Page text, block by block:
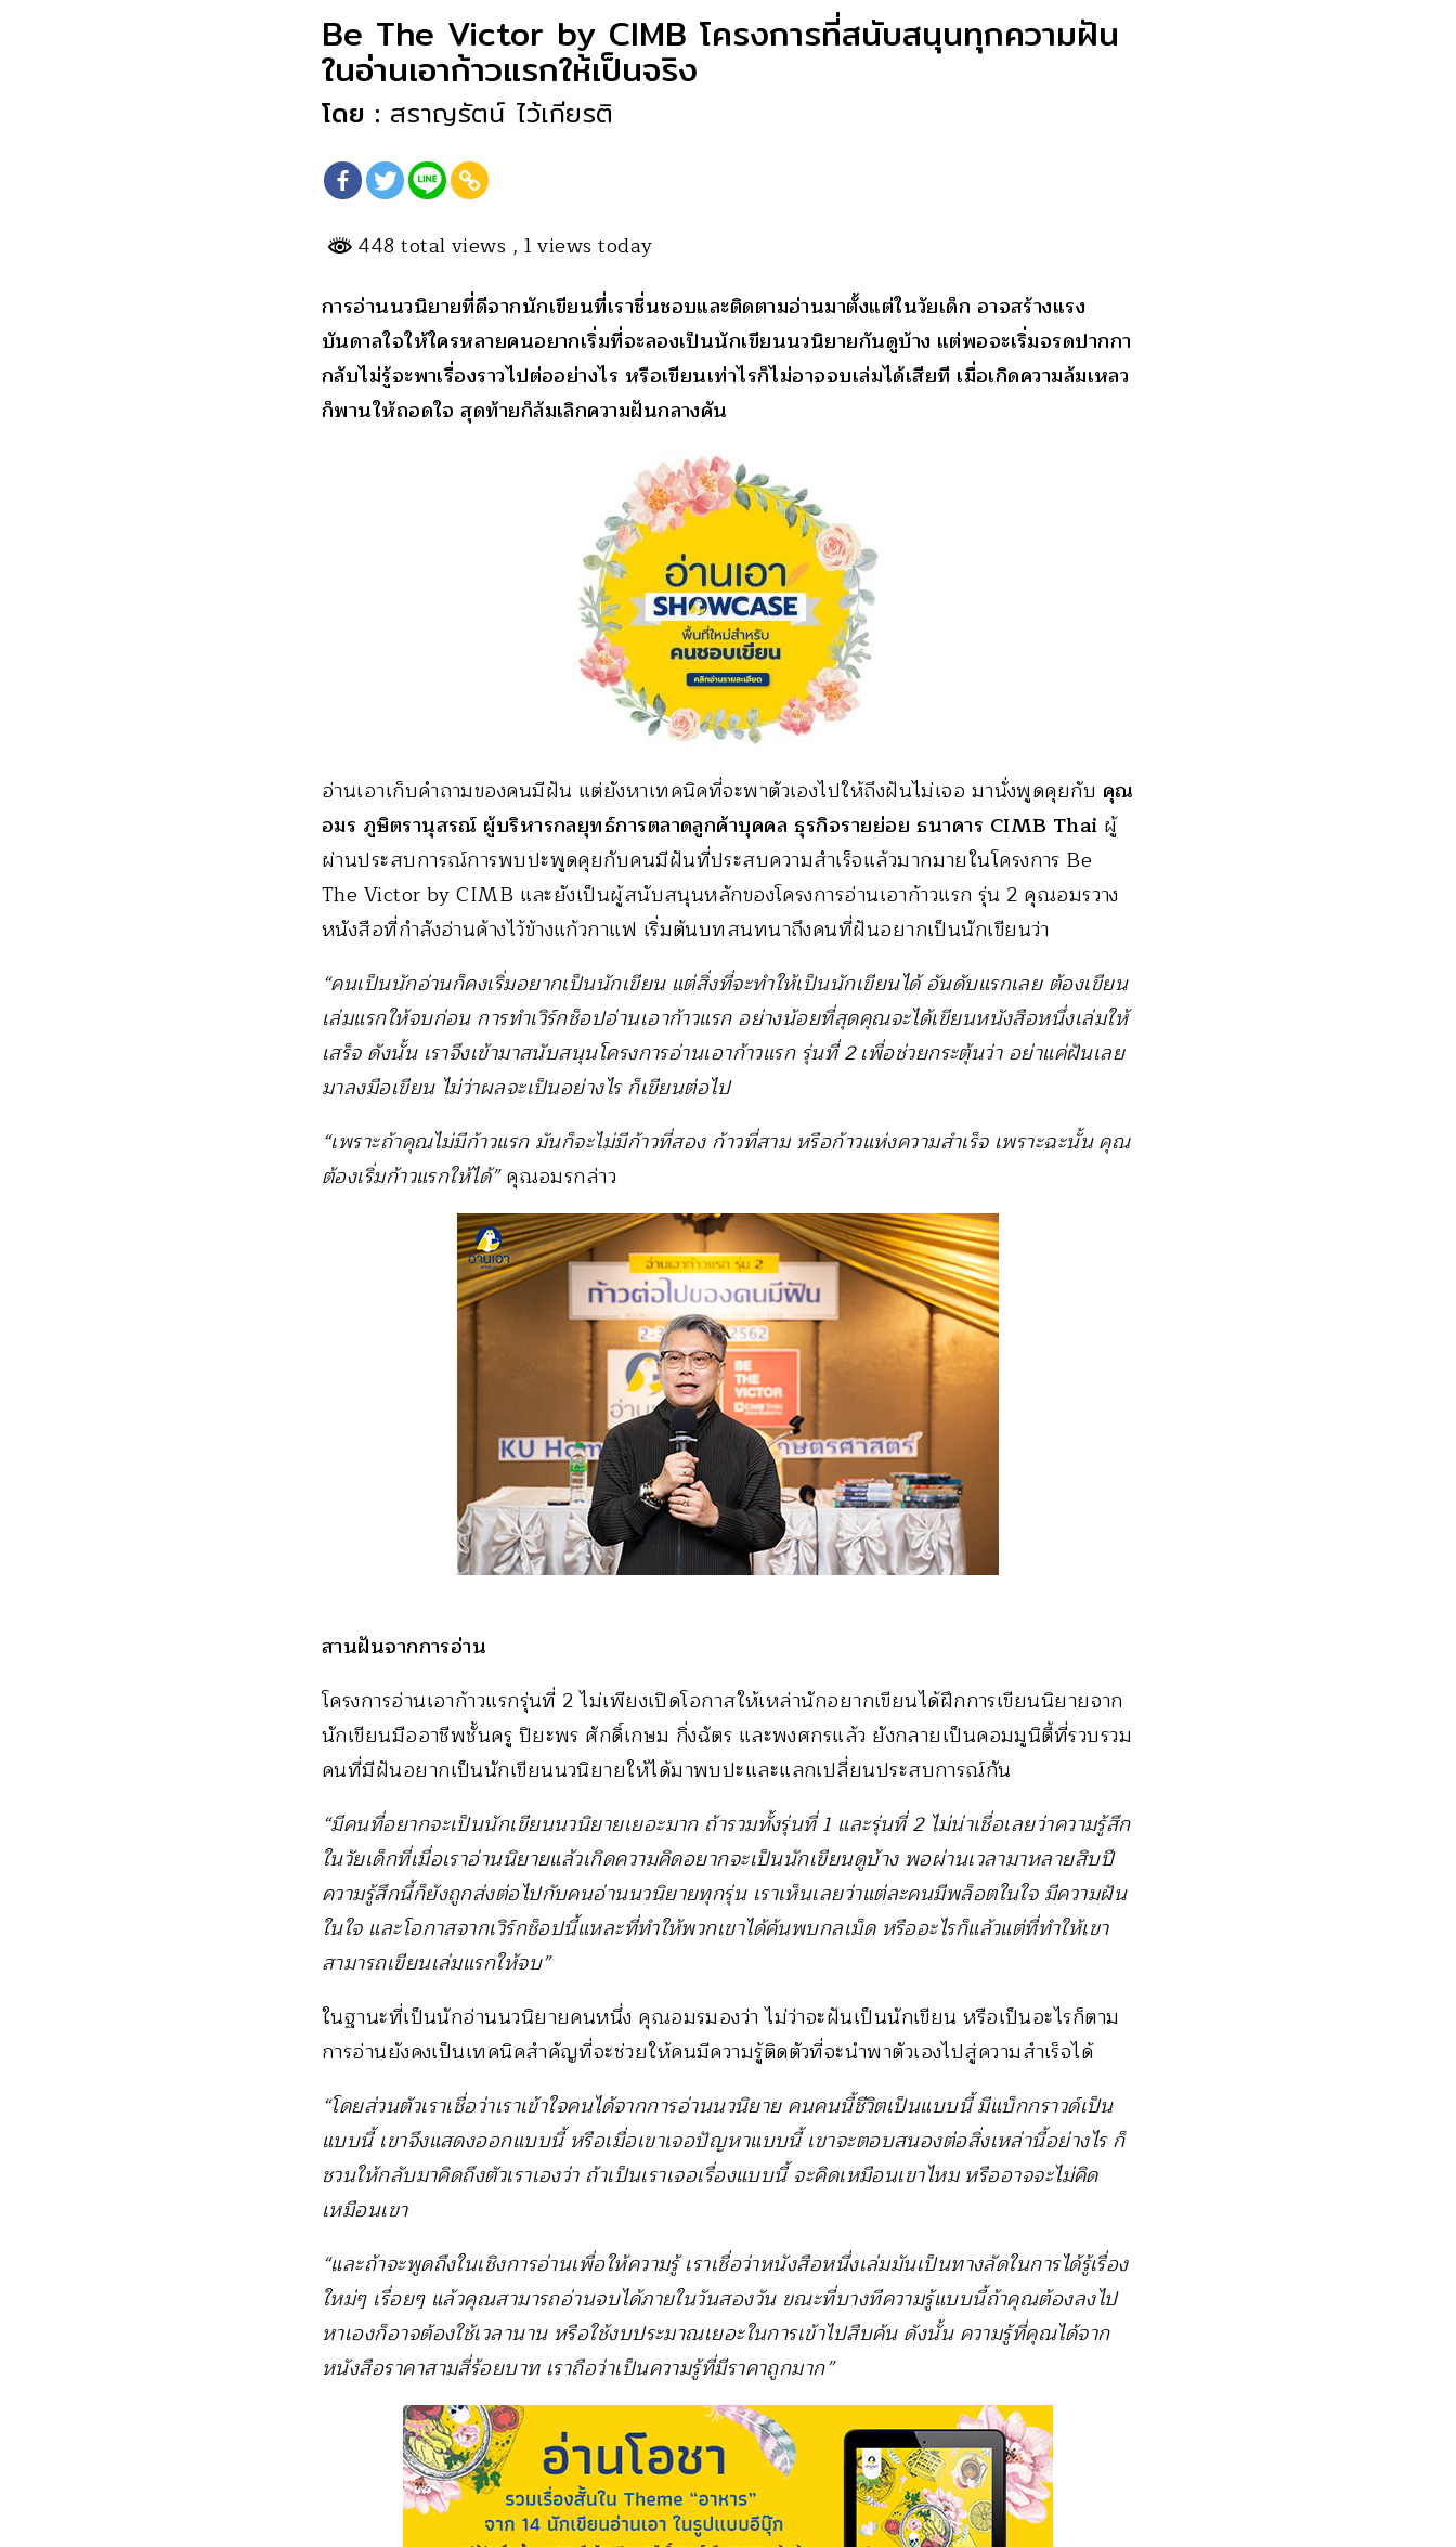
Be The Victor by CIMB โครงการที่สนับสนุนทุกความฝัน
ในอ่านเอาก้าวแรกให้เป็นจริง
โดย : สราญรัตน์ ไว้เกียรติ
448 total views , 1 views today
การอ่านนวนิยายที่ดีจากนักเขียนที่เราชื่นชอบและติดตามอ่านมาตั้งแต่ในวัยเด็ก อาจสร้างแรง
บันดาลใจให้ใครหลายคนอยากเริ่มที่จะลองเป็นนักเขียนนวนิยายกันดูบ้าง แต่พอจะเริ่มจรดปากกา
กลับไม่รู้จะพาเรื่องราวไปต่ออย่างไร หรือเขียนเท่าไรก็ไม่อาจจบเล่มได้เสียที เมื่อเกิดความล้มเหลว
ก็พานให้ถอดใจ สุดท้ายก็ล้มเลิกความฝันกลางคัน
อ่านเอาเก็บคำถามของคนมีฝัน แต่ยังหาเทคนิคที่จะพาตัวเองไปให้ถึงฝันไม่เจอ มานั่งพูดคุยกับ คุณ
อมร ภูษิตรานุสรณ์ ผู้บริหารกลยุทธ์การตลาดลูกค้าบุคคล ธุรกิจรายย่อย ธนาคาร CIMB Thai ผู้
ผ่านประสบการณ์การพบปะพูดคุยกับคนมีฝันที่ประสบความสำเร็จแล้วมากมายในโครงการ Be
The Victor by CIMB และยังเป็นผู้สนับสนุนหลักของโครงการอ่านเอาก้าวแรก รุ่น 2 คุณอมรวาง
หนังสือที่กำลังอ่านค้างไว้ข้างแก้วกาแฟ เริ่มต้นบทสนทนาถึงคนที่ฝันอยากเป็นนักเขียนว่า
“คนเป็นนักอ่านก็คงเริ่มอยากเป็นนักเขียน แต่สิ่งที่จะทำให้เป็นนักเขียนได้ อันดับแรกเลย ต้องเขียน
เล่มแรกให้จบก่อน การทำเวิร์กช็อปอ่านเอาก้าวแรก อย่างน้อยที่สุดคุณจะได้เขียนหนังสือหนึ่งเล่มให้
เสร็จ ดังนั้น เราจึงเข้ามาสนับสนุนโครงการอ่านเอาก้าวแรก รุ่นที่ 2 เพื่อช่วยกระตุ้นว่า อย่าแค่ฝันเลย
มาลงมือเขียน ไม่ว่าผลจะเป็นอย่างไร ก็เขียนต่อไป
“เพราะถ้าคุณไม่มีก้าวแรก มันก็จะไม่มีก้าวที่สอง ก้าวที่สาม หรือก้าวแห่งความสำเร็จ เพราะฉะนั้น คุณ
ต้องเริ่มก้าวแรกให้ได้”คุณอมรกล่าว
สานฝันจากการอ่าน
โครงการอ่านเอาก้าวแรกรุ่นที่ 2 ไม่เพียงเปิดโอกาสให้เหล่านักอยากเขียนได้ฝึกการเขียนนิยายจาก
นักเขียนมืออาชีพชั้นครู ปิยะพร ศักดิ์เกษม กิ่งฉัตร และพงศกรแล้ว ยังกลายเป็นคอมมูนิตี้ที่รวบรวม
คนที่มีฝันอยากเป็นนักเขียนนวนิยายให้ได้มาพบปะและแลกเปลี่ยนประสบการณ์กัน
“มีคนที่อยากจะเป็นนักเขียนนวนิยายเยอะมาก ถ้ารวมทั้งรุ่นที่ 1 และรุ่นที่ 2 ไม่น่าเชื่อเลยว่าความรู้สึก
ในวัยเด็กที่เมื่อเราอ่านนิยายแล้วเกิดความคิดอยากจะเป็นนักเขียนดูบ้าง พอผ่านเวลามาหลายสิบปี
ความรู้สึกนี้ก็ยังถูกส่งต่อไปกับคนอ่านนวนิยายทุกรุ่น เราเห็นเลยว่าแต่ละคนมีพล็อตในใจ มีความฝัน
ในใจ และโอกาสจากเวิร์กช็อปนี้แหละที่ทำให้พวกเขาได้ค้นพบกลเม็ด หรืออะไรก็แล้วแต่ที่ทำให้เขา
สามารถเขียนเล่มแรกให้จบ”
ในฐานะที่เป็นนักอ่านนวนิยายคนหนึ่ง คุณอมรมองว่า ไม่ว่าจะฝันเป็นนักเขียน หรือเป็นอะไรก็ตาม
การอ่านยังคงเป็นเทคนิคสำคัญที่จะช่วยให้คนมีความรู้ติดตัวที่จะนำพาตัวเองไปสู่ความสำเร็จได้
“โดยส่วนตัวเราเชื่อว่าเราเข้าใจคนได้จากการอ่านนวนิยาย คนคนนี้ชีวิตเป็นแบบนี้ มีแบ็กกราวด์เป็น
แบบนี้ เขาจึงแสดงออกแบบนี้ หรือเมื่อเขาเจอปัญหาแบบนี้ เขาจะตอบสนองต่อสิ่งเหล่านี้อย่างไร ก็
ชวนให้กลับมาคิดถึงตัวเราเองว่า ถ้าเป็นเราเจอเรื่องแบบนี้ จะคิดเหมือนเขาไหม หรืออาจจะไม่คิด
เหมือนเขา
“และถ้าจะพูดถึงในเชิงการอ่านเพื่อให้ความรู้ เราเชื่อว่าหนังสือหนึ่งเล่มมันเป็นทางลัดในการได้รู้เรื่อง
ใหม่ๆ เรื่อยๆ แล้วคุณสามารถอ่านจบได้ภายในวันสองวัน ขณะที่บางทีความรู้แบบนี้ถ้าคุณต้องลงไป
หาเองก็อาจต้องใช้เวลานาน หรือใช้งบประมาณเยอะในการเข้าไปสืบค้น ดังนั้น ความรู้ที่คุณได้จาก
หนังสือราคาสามสี่ร้อยบาท เราถือว่าเป็นความรู้ที่มีราคาถูกมาก”